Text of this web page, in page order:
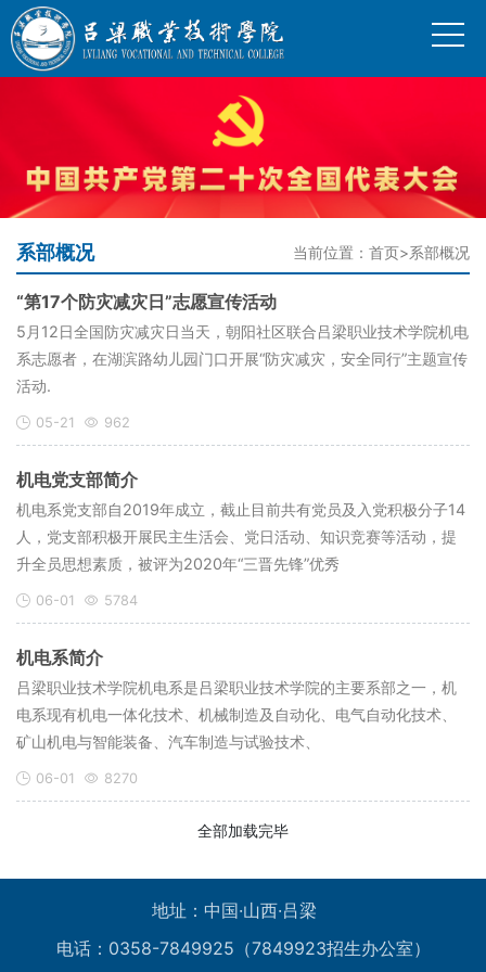
系部概况 当前位置： 首页>系部概况
“第17个防灾减灾日”志愿宣传活动
5月12日全国防灾减灾日当天，朝阳社区联合吕梁职业技术学院机电
系志愿者，在湖滨路幼儿园门口开展“防灾减灾，安全同行”主题宣传
活动.
05-21 962
机电党支部简介
机电系党支部自2019年成立，截止目前共有党员及入党积极分子14
人，党支部积极开展民主生活会、党日活动、知识竞赛等活动，提
升全员思想素质，被评为2020年“三晋先锋”优秀
06-01 5784
机电系简介
吕梁职业技术学院机电系是吕梁职业技术学院的主要系部之一，机
电系现有机电一体化技术、机械制造及自动化、电气自动化技术、
矿山机电与智能装备、汽车制造与试验技术、
06-01 8270
全部加载完毕
地址：中国·山西·吕梁
电话：0358-7849925（7849923招生办公室）